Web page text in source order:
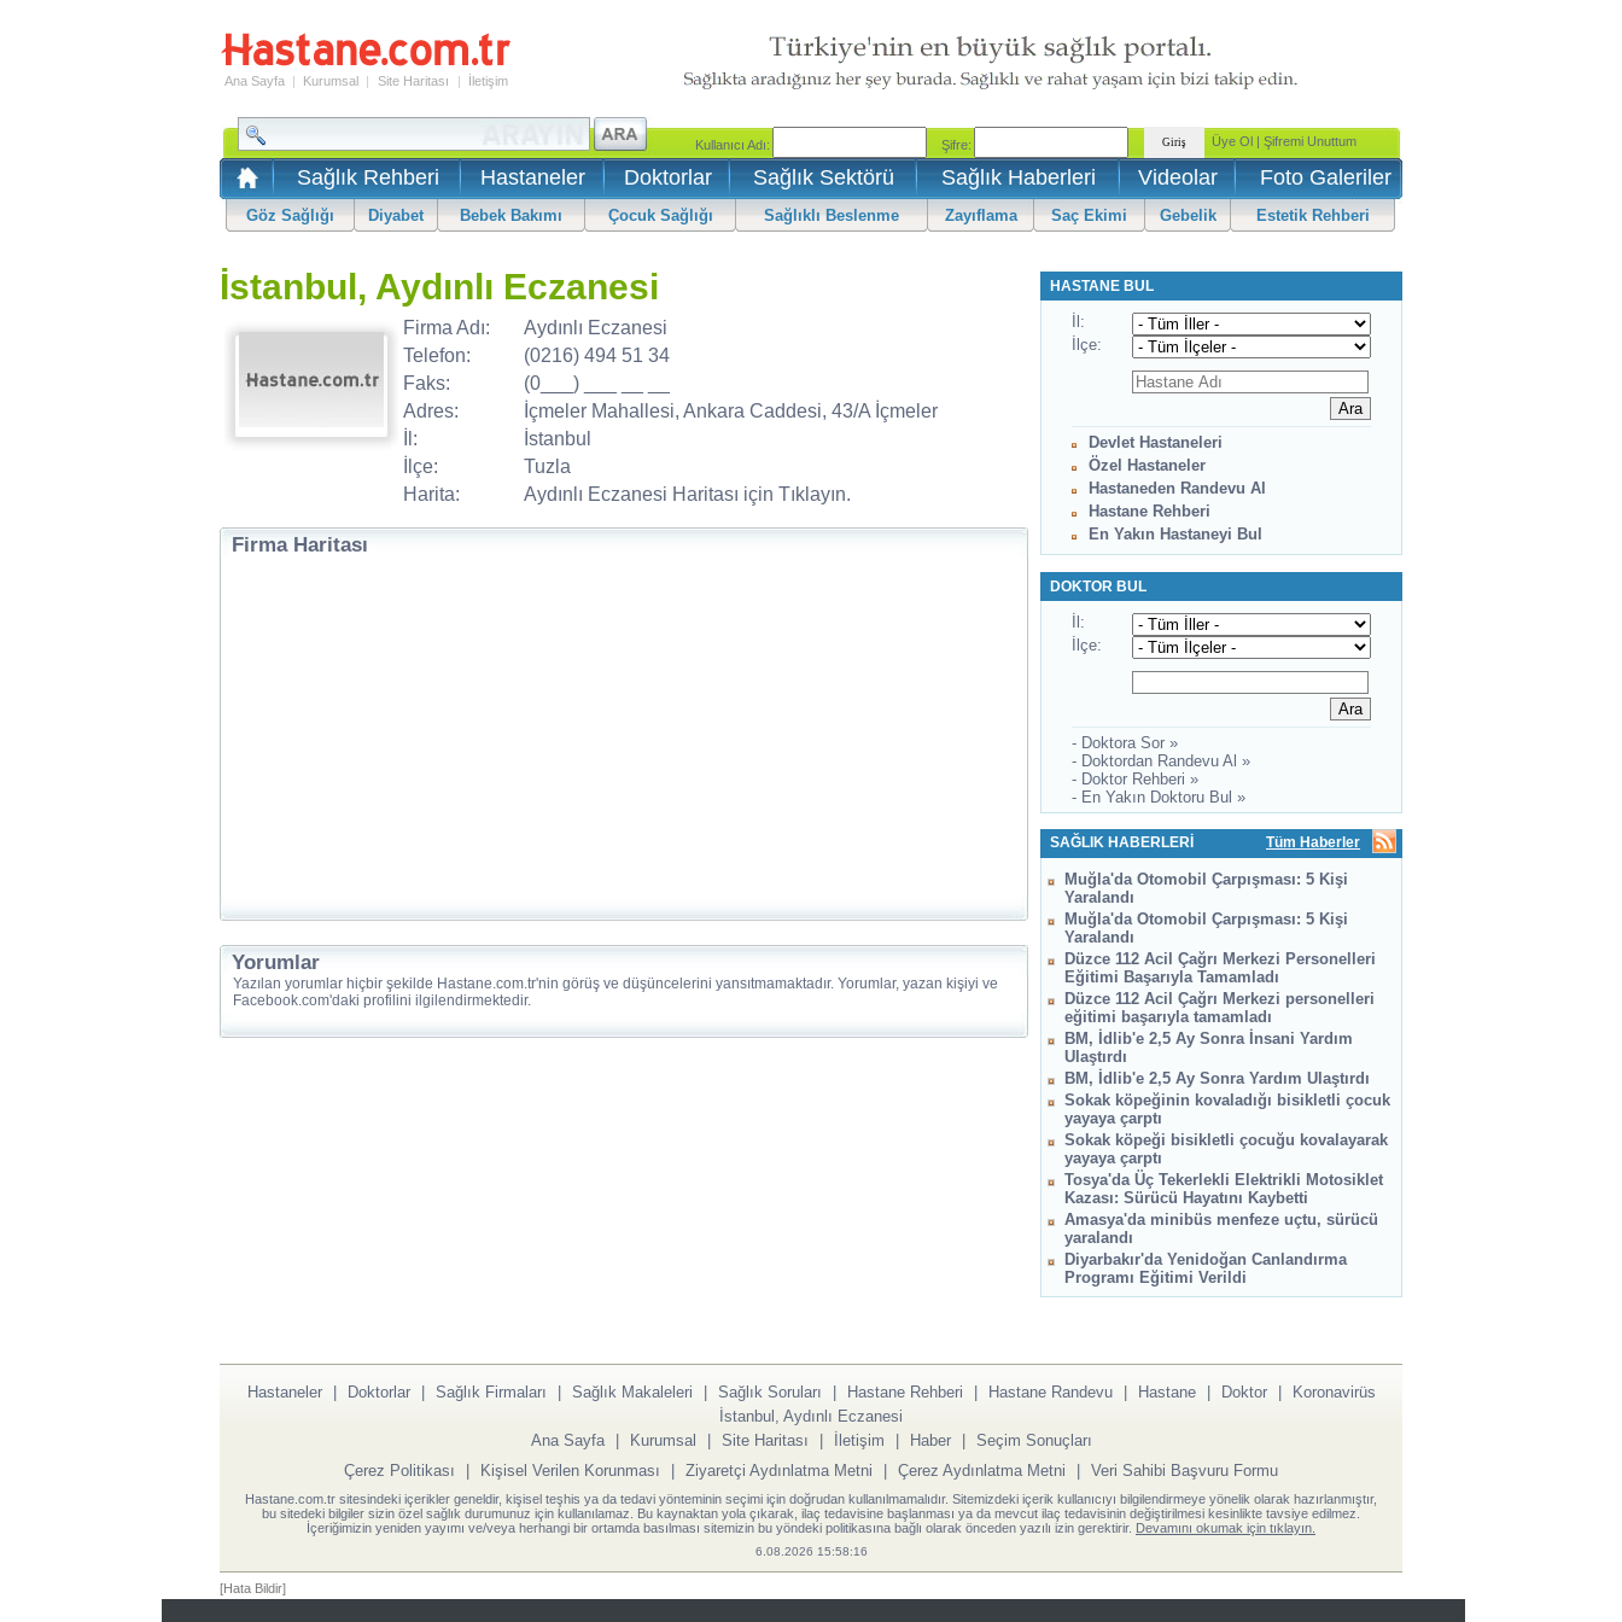
Ana Sayfa | Kurumsal | Site Haritası | İletişim
Sağlık Rehberi Hastaneler Doktorlar Sağlık Sektörü Sağlık Haberleri Videolar Foto Galeriler
Göz Sağlığı Diyabet Bebek Bakımı Çocuk Sağlığı Sağlıklı Beslenme Zayıflama Saç Ekimi Gebelik Estetik Rehberi
İstanbul, Aydınlı Eczanesi
Firma Adı:
Aydınlı Eczanesi
Telefon:
(0216) 494 51 34
Faks:
(0___) ___ __ __
Adres:
İçmeler Mahallesi, Ankara Caddesi, 43/A İçmeler
İl:
İstanbul
İlçe:
Tuzla
Harita:
Aydınlı Eczanesi Haritası için Tıklayın.
Firma Haritası
Yorumlar
Yazılan yorumlar hiçbir şekilde Hastane.com.tr'nin görüş ve düşüncelerini yansıtmamaktadır. Yorumlar, yazan kişiyi ve
Facebook.com'daki profilini ilgilendirmektedir.
HASTANE BUL
İl:
İlçe:
Devlet Hastaneleri
Özel Hastaneler
Hastaneden Randevu Al
Hastane Rehberi
En Yakın Hastaneyi Bul
DOKTOR BUL
İl:
İlçe:
- Doktora Sor »
- Doktordan Randevu Al »
- Doktor Rehberi »
- En Yakın Doktoru Bul »
SAĞLIK HABERLERİ Tüm Haberler
Muğla'da Otomobil Çarpışması: 5 Kişi
Yaralandı
Muğla'da Otomobil Çarpışması: 5 Kişi
Yaralandı
Düzce 112 Acil Çağrı Merkezi Personelleri
Eğitimi Başarıyla Tamamladı
Düzce 112 Acil Çağrı Merkezi personelleri
eğitimi başarıyla tamamladı
BM, İdlib'e 2,5 Ay Sonra İnsani Yardım
Ulaştırdı
BM, İdlib'e 2,5 Ay Sonra Yardım Ulaştırdı
Sokak köpeğinin kovaladığı bisikletli çocuk
yayaya çarptı
Sokak köpeği bisikletli çocuğu kovalayarak
yayaya çarptı
Tosya'da Üç Tekerlekli Elektrikli Motosiklet
Kazası: Sürücü Hayatını Kaybetti
Amasya'da minibüs menfeze uçtu, sürücü
yaralandı
Diyarbakır'da Yenidoğan Canlandırma
Programı Eğitimi Verildi
Hastaneler | Doktorlar | Sağlık Firmaları | Sağlık Makaleleri | Sağlık Soruları | Hastane Rehberi | Hastane Randevu | Hastane | Doktor |
Koronavirüs
İstanbul, Aydınlı Eczanesi
Ana Sayfa
| Kurumsal | Site Haritası | İletişim | Haber | Seçim Sonuçları
Çerez Politikası
| Kişisel Verilen Korunması | Ziyaretçi Aydınlatma Metni | Çerez Aydınlatma Metni | Veri Sahibi Başvuru Formu
Hastane.com.tr sitesindeki içerikler geneldir, kişisel teşhis ya da tedavi yönteminin seçimi için doğrudan kullanılmamalıdır. Sitemizdeki içerik kullanıcıyı bilgilendirmeye yönelik olarak hazırlanmıştır,
bu sitedeki bilgiler sizin özel sağlık durumunuz için kullanılamaz. Bu kaynaktan yola çıkarak, ilaç tedavisine başlanması ya da mevcut ilaç tedavisinin değiştirilmesi kesinlikte tavsiye edilmez.
İçeriğimizin yeniden yayımı ve/veya herhangi bir ortamda basılması sitemizin bu yöndeki politikasına bağlı olarak önceden yazılı izin gerektirir. Devamını okumak için tıklayın.
6.08.2026 15:58:16
[Hata Bildir]